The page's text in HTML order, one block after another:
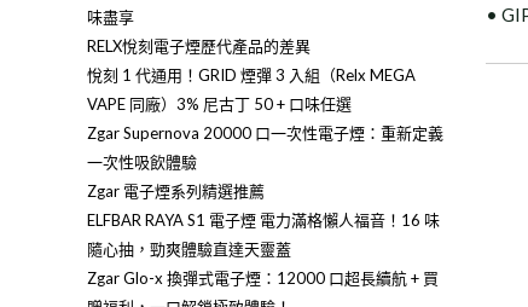
味盡享
RELX悅刻電子煙歷代產品的差異
悅刻 1 代通用！GRID 煙彈 3 入組（Relx MEGA
VAPE 同廠）3% 尼古丁 50 + 口味任選
Zgar Supernova 20000 口一次性電子煙：重新定義
一次性吸飲體驗
Zgar 電子煙系列精選推薦
ELFBAR RAYA S1 電子煙 電力滿格懶人福音！16 味
隨心抽，勁爽體驗直達天靈蓋
Zgar Glo-x 換彈式電子煙：12000 口超長續航 + 買
•